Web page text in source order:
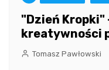
"Dzień Kropki"
kreatywności
Tomasz Pawłowski